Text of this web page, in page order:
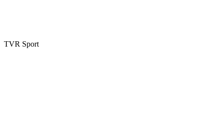
TVR Sport